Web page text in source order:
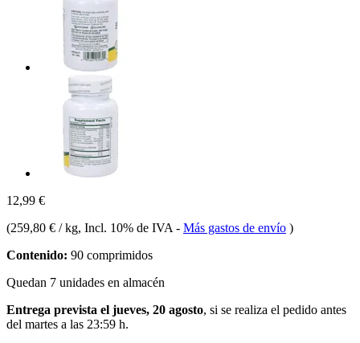
12,99 €
(259,80 € / kg, Incl. 10% de IVA - Más gastos de envío )
Contenido: 90 comprimidos
Quedan 7 unidades en almacén
Entrega prevista el jueves, 20 agosto, si se realiza el pedido antes
del martes a las 23:59 h.